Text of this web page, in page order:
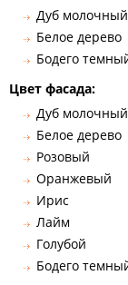
Дуб молочный
Белое дерево
Бодего
Цвет фасада:
Дуб молочный
Белое дерево
Розовый
Оранжевый
Ирис
Лайм
Голубой
Бодего
ФАБРИКИ
МЕБЕЛИ